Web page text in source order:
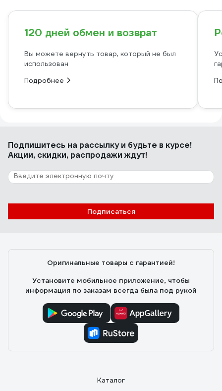
120 дней обмен и возврат
Вы можете вернуть товар, который не был
использован
Подробнее
Подпишитесь на рассылкуи будьте в курсе!
Акции, скидки, распродажи ждут!
Подписаться
Оригинальные товары с гарантией!
Установите мобильное приложение, чтобы
информация по заказам всегда была под рукой
Каталог